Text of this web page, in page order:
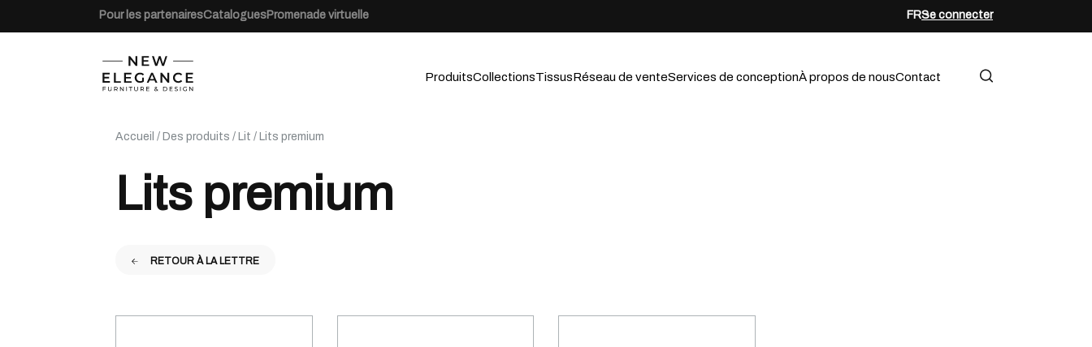
Pour les partenairesCataloguesPromenade virtuelle FRSe connecter
ProduitsCollectionsTissusRéseau de venteServices de conceptionÀ propos de nousContact
Accueil / Des produits / Lit / Lits premium
Lits premium
RETOUR À LA LETTRE